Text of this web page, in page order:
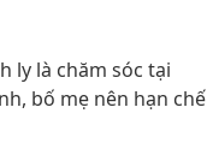
ly là chăm sóc tại
bố mẹ nên hạn chế